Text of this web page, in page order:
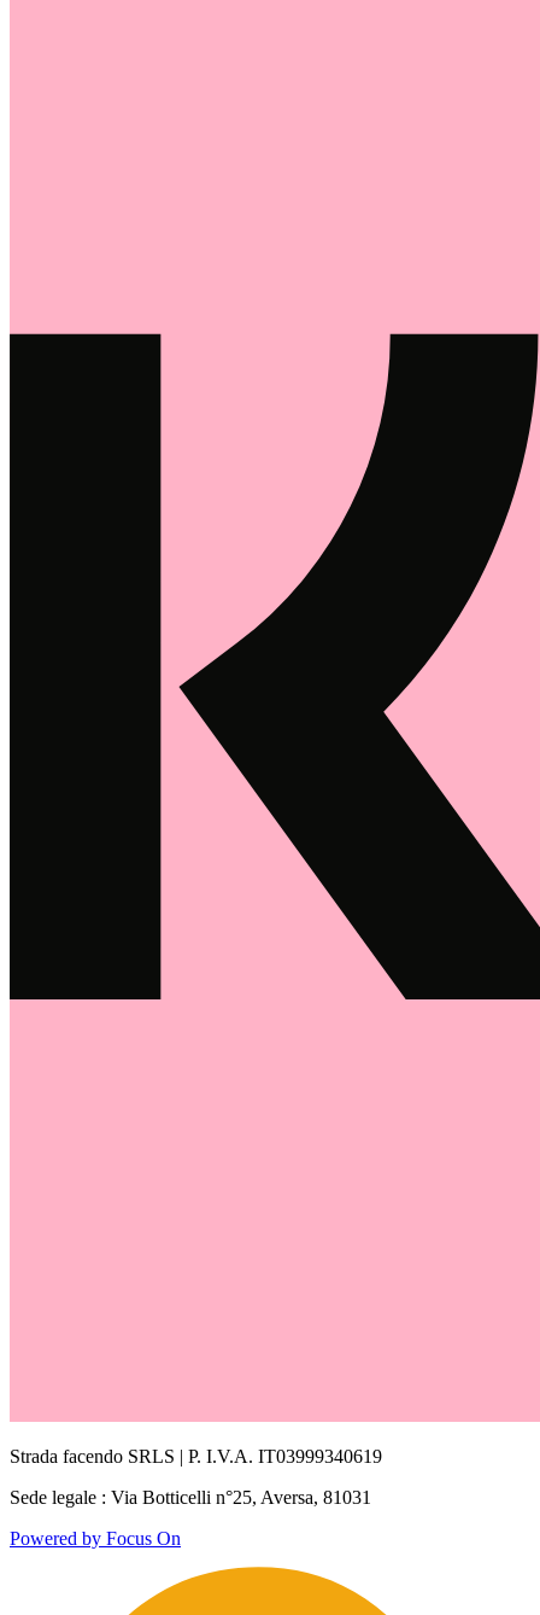
Strada facendo SRLS | P. I.V.A. IT03999340619
Sede legale : Via Botticelli n°25, Aversa, 81031
Powered by Focus On